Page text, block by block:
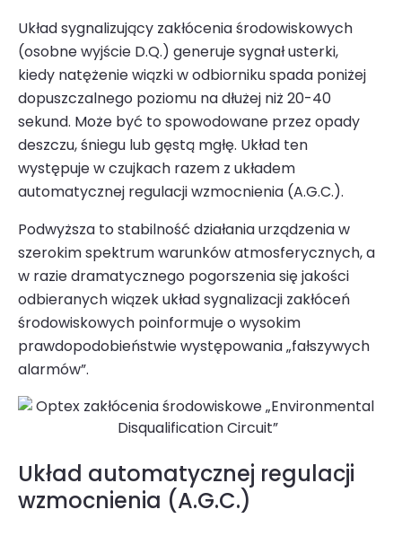
Układ sygnalizujący zakłócenia środowiskowych
(osobne wyjście D.Q.) generuje sygnał usterki,
kiedy natężenie wiązki w odbiorniku spada poniżej
dopuszczalnego poziomu na dłużej niż 20-40
sekund. Może być to spowodowane przez opady
deszczu, śniegu lub gęstą mgłę. Układ ten
występuje w czujkach razem z układem
automatycznej regulacji wzmocnienia (A.G.C.).
Podwyższa to stabilność działania urządzenia w
szerokim spektrum warunków atmosferycz­nych, a
w razie dramatycznego pogorszenia się jakości
odbieranych wiązek układ sygnalizacji zakłóceń
środowisko­wych poinformuje o wysokim
prawdopodobieństwie występowania „fałszywych
alarmów”.
Układ automatycznej regulacji
wzmocnienia (A.G.C.)